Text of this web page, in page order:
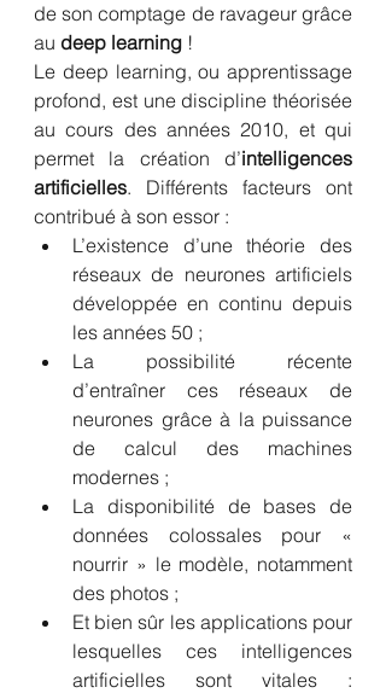
de son comptage de ravageur grâce
au deep learning !
Le deep learning, ou apprentissage
profond, est une discipline théorisée
au cours des années 2010, et qui
permet la création d’intelligences
artificielles. Différents facteurs ont
contribué à son essor :
L’existence d’une théorie des
réseaux de neurones artificiels
développée en continu depuis
les années 50 ;
La possibilité récente
d’entraîner ces réseaux de
neurones grâce à la puissance
de calcul des machines
modernes ;
La disponibilité de bases de
données colossales pour «
nourrir » le modèle, notamment
des photos ;
Et bien sûr les applications pour
lesquelles ces intelligences
artificielles sont vitales :